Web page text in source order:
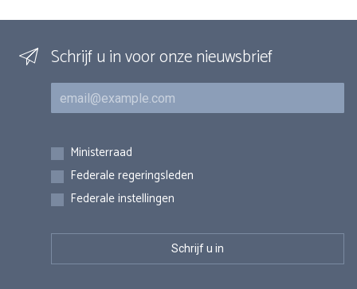
Schrijf u in voor onze nieuwsbrief
E-mail
Inschrijvingen
Ministerraad
Federale regeringsleden
Federale instellingen